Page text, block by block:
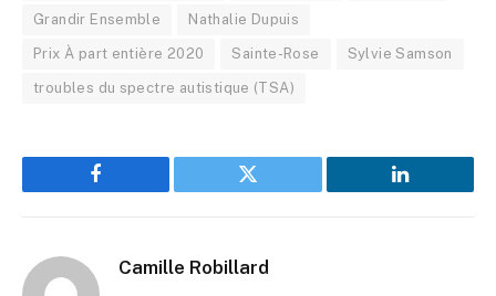
Grandir Ensemble Nathalie Dupuis
Prix À part entière 2020 Sainte-Rose Sylvie Samson
troubles du spectre autistique (TSA)
Facebook Twitter LinkedIn
Camille Robillard